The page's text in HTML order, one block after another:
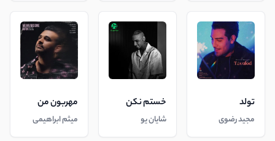
تولد
مجید رضوی
خستم نکن
شایان یو
مهربون من
میثم ابراهیمی